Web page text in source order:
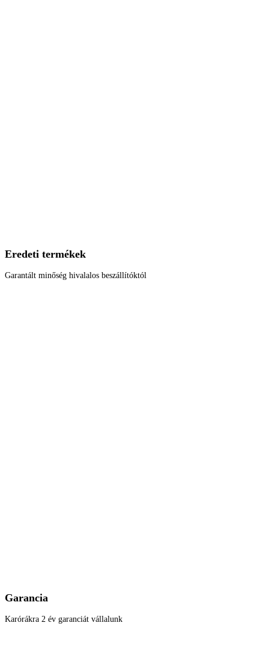
Eredeti termékek
Garantált minőség hivalalos beszállítóktól
Garancia
Karórákra 2 év garanciát vállalunk